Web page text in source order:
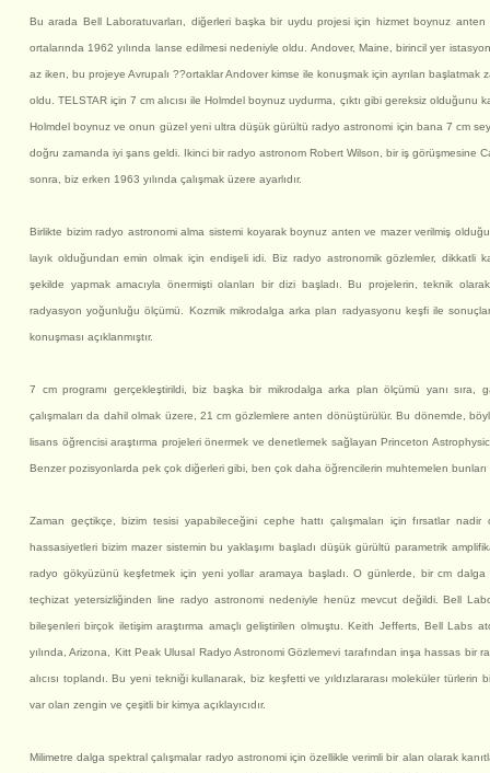
Bu arada Bell Laboratuvarları, diğerleri başka bir uydu projesi için hizmet boynuz anten
ortalarında 1962 yılında lanse edilmesi nedeniyle oldu. Andover, Maine, birincil yer
az iken, bu projeye Avrupalı ??ortaklar Andover kimse ile konuşmak için ayrılan başlatmak
oldu. TELSTAR için 7 cm alıcısı ile Holmdel boynuz uydurma, çıktı gibi gereksiz olduğunu
Holmdel boynuz ve onun güzel yeni ultra düşük gürültü radyo astronomi için bana 7 cm
doğru zamanda iyi şans geldi. Ikinci bir radyo astronom Robert Wilson, bir iş görüşmesine
sonra, biz erken 1963 yılında çalışmak üzere ayarlıdır.
Birlikte bizim radyo astronomi alma sistemi koyarak boynuz anten ve mazer verilmiş
layık olduğundan emin olmak için endişeli idi. Biz radyo astronomik gözlemler, dikkatli
şekilde yapmak amacıyla önermişti olanları bir dizi başladı. Bu projelerin, teknik
radyasyon yoğunluğu ölçümü. Kozmik mikrodalga arka plan radyasyonu keşfi ile
konuşması açıklanmıştır.
7 cm programı gerçekleştirildi, biz başka bir mikrodalga arka plan ölçümü yanı sıra,
çalışmaları da dahil olmak üzere, 21 cm gözlemlere anten dönüştürülür. Bu dönemde,
lisans öğrencisi araştırma projeleri önermek ve denetlemek sağlayan Princeton
Benzer pozisyonlarda pek çok diğerleri gibi, ben çok daha öğrencilerin muhtemelen
Zaman geçtikçe, bizim tesisi yapabileceğini cephe hattı çalışmaları için fırsatlar
hassasiyetleri bizim mazer sistemin bu yaklaşımı başladı düşük gürültü parametrik
radyo gökyüzünü keşfetmek için yeni yollar aramaya başladı. O günlerde, bir cm
teçhizat yetersizliğinden line radyo astronomi nedeniyle henüz mevcut değildi. Bell
bileşenleri birçok iletişim araştırma amaçlı geliştirilen olmuştu. Keith Jefferts, Bell Labs
yılında, Arizona, Kitt Peak Ulusal Radyo Astronomi Gözlemevi tarafından inşa hassas bir
alıcısı toplandı. Bu yeni tekniği kullanarak, biz keşfetti ve yıldızlararası moleküler türlerin
var olan zengin ve çeşitli bir kimya açıklayıcıdır.
Milimetre dalga spektral çalışmalar radyo astronomi için özellikle verimli bir alan olarak